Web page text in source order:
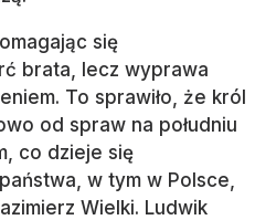
się
brata, lecz wyprawa
To sprawiło, że król
od spraw na południu
co dzieje się
w tym w Polsce,
Wielki. Ludwik